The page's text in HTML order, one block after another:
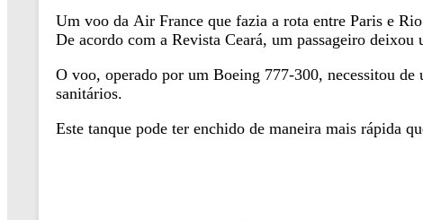
Um voo da Air France que fazia a rota entre Paris e
De acordo com a Revista Ceará, um passageiro
O voo, operado por um Boeing 777-300, necessitou
sanitários.
Este tanque pode ter enchido de maneira mais rápida